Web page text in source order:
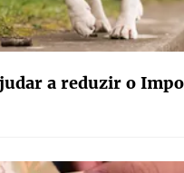
a reduzir o